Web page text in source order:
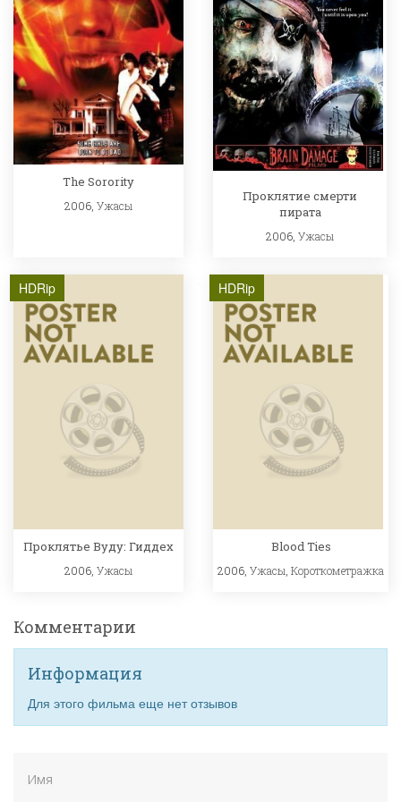
The Sorority
2006, Ужасы
Проклятие смерти
пирата
2006,Ужасы
HDRip
Проклятье Вуду: Гиддех
2006, Ужасы
HDRip
Blood Ties
2006,Ужасы,Короткометражка
Комментарии
Информация
Для этого фильма еще нет отзывов